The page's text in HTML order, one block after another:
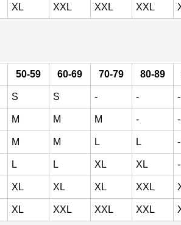
XL XXL XXL XXL
50-59 60-69 70-79 80-89
S S - - -
M M M - -
M M L L -
L L XL XL -
XL XL XL XXL
XL XXL XXL XXL